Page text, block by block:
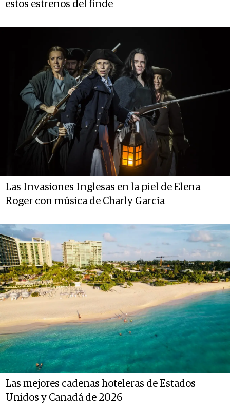
estos estrenos del finde
Las Invasiones Inglesas en la piel de Elena
Roger con música de Charly García
Las mejores cadenas hoteleras de Estados
Unidos y Canadá de 2026